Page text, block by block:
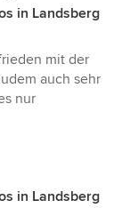
in Landsberg
mit der
auch sehr
nur
in Landsberg